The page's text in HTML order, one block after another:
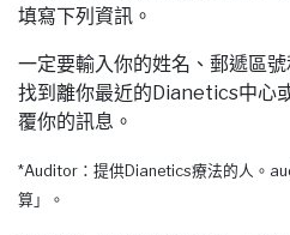
填寫下列資訊。
一定要輸入你的姓名、郵遞區
找到離你最近的Dianetics中心
覆你的訊息。
*Auditor：提供Dianetics療法的人。
算」。